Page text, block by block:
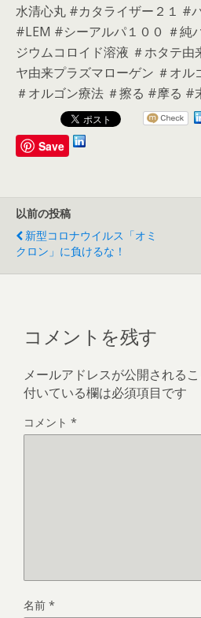
水清心丸 #カタライザー２１ #
#LEM #シーアルパ１００ ＃純
ジウムコロイド溶液 ＃ホタテ
ヤ由来プラズマローゲン ＃オル
＃オルゴン療法 ＃擦る #摩る #
Save
以前の投稿
新型コロナウイルス「オミ
クロン」に負けるな！
コメントを残す
メールアドレスが公開されるこ
付いている欄は必須項目です
コメント *
名前 *